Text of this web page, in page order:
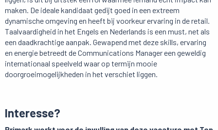
maken. De ideale kandidaat gedijt goed in een extreem
dynamische omgeving en heeft bij voorkeur ervaring in de retail.
Taalvaardigheid in het Engels en Nederlands is een must, net als
een daadkrachtige aanpak. Gewapend met deze skills, ervaring
en energie betreedt de Communications Manager een geweldig
internationaal speelveld waar op termijn mooie
doorgroeimogelijkheden in het verschiet liggen.
Interesse?